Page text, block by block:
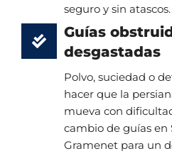
seguro y sin atascos.
Guías
desgastadas
Polvo, suciedad o
hacer que la
mueva con
cambio de guías en
Gramenet para un